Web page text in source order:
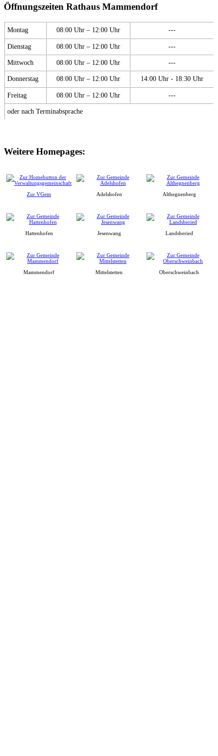
Öffnungszeiten Rathaus Mammendorf
Montag 08:00 Uhr – 12:00 Uhr ---
Dienstag 08:00 Uhr – 12:00 Uhr ---
Mittwoch 08:00 Uhr – 12:00 Uhr ---
Donnerstag 08:00 Uhr – 12:00 Uhr 14:00 Uhr - 18:30 Uhr
Freitag 08:00 Uhr – 12:00 Uhr ---
oder nach Terminabsprache
Weitere Homepages:
Zur VGem Adelshofen Althegnenberg
Hattenhofen Jesenwang Landsberied
Mammendorf Mittelstetten Oberschweinbach